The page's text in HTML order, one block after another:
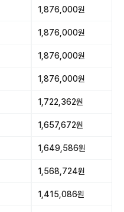
1,876,000원
1,876,000원
1,876,000원
1,876,000원
1,722,362원
1,657,672원
1,649,586원
1,568,724원
1,415,086원